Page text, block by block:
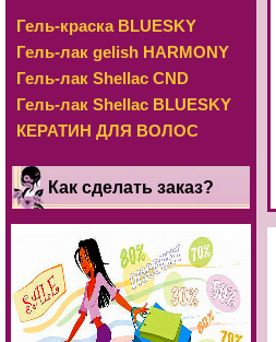
Гель-краска BLUESKY
Гель-лак gelish HARMONY
Гель-лак Shellac CND
Гель-лак Shellac BLUESKY
КЕРАТИН ДЛЯ ВОЛОС
Как сделать заказ?